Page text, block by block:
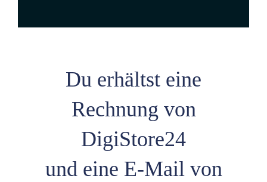
Du erhältst eine
Rechnung von
DigiStore24
und eine E-Mail von